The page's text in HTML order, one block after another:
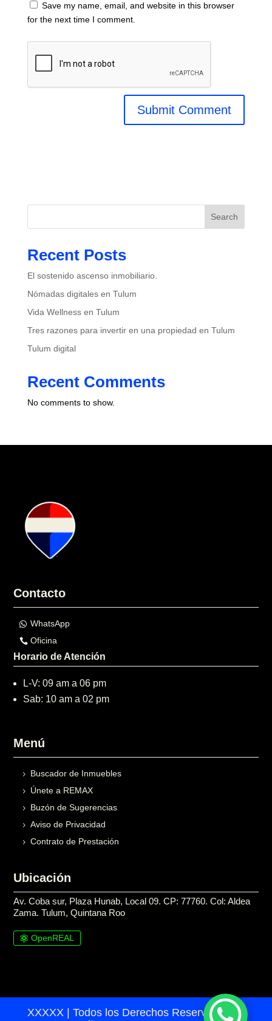
Save my name, email, and website in this browser
for the next time I comment.
Search
Recent Posts
El sostenido ascenso inmobiliario.
Nómadas digitales en Tulum
Vida Wellness en Tulum
Tres razones para invertir en una propiedad en Tulum
Tulum digital
Recent Comments
No comments to show.
Contacto
WhatsApp
Oficina
Horario de Atención
L-V: 09 am a 06 pm
Sab: 10 am a 02 pm
Menú
Buscador de Inmuebles
Únete a REMAX
Buzón de Sugerencias
Aviso de Privacidad
Contrato de Prestación
Ubicación
Av. Coba sur, Plaza Hunab, Local 09. CP: 77760. Col: Aldea
Zama. Tulum, Quintana Roo
OpenREAL
XXXXX | Todos los Derechos Reservados